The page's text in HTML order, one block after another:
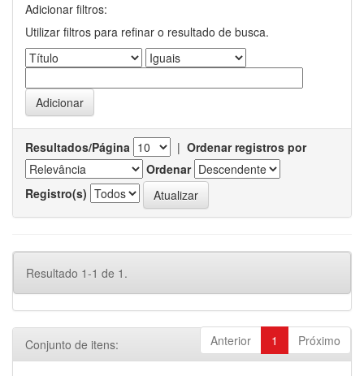
Adicionar filtros:
Utilizar filtros para refinar o resultado de busca.
Resultados/Página | Ordenar registros por
Ordenar
Registro(s)
Resultado 1-1 de 1.
Anterior 1 Próximo
Conjunto de itens: